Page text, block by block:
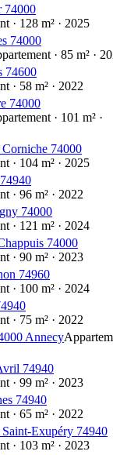
74000
· 128 m² · 2025
74000
· 85 m² ·
74600
· 58 m² · 2022
74000
· 101 m² ·
74000
· 104 m² · 2025
· 96 m² · 2022
74000
· 121 m² · 2024
74000
· 90 m² · 2023
74960
· 100 m² · 2024
· 75 m² · 2022
Annecy
74940
· 99 m² · 2023
74940
· 65 m² · 2022
Exupéry 74940
· 103 m² · 2023